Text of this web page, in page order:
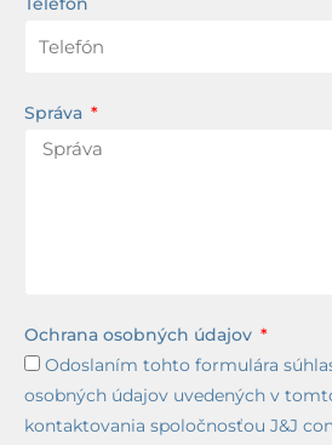
Správa
Ochrana osobných údajov
Odoslaním tohto formulára
osobných údajov uvedených v
kontaktovania spoločnosťou J&J